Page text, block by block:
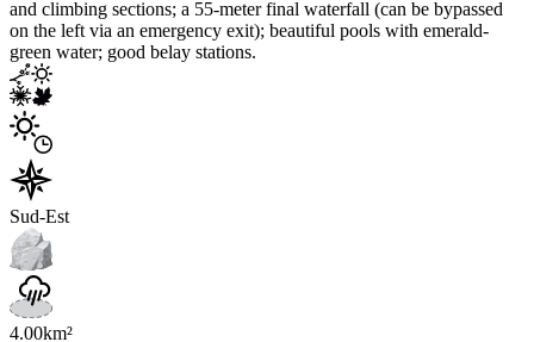
and climbing sections; a 55-meter final waterfall (can be bypassed
on the left via an emergency exit); beautiful pools with emerald-
green water; good belay stations.
Sud-Est
4.00km²